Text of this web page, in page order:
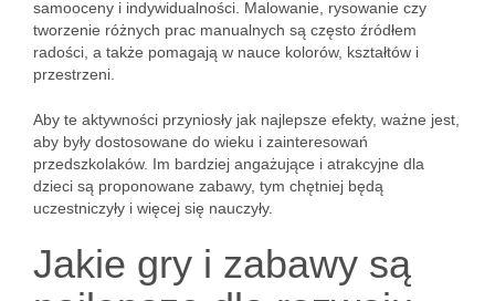
samooceny i indywidualności. Malowanie, rysowanie czy
tworzenie różnych prac manualnych są często źródłem
radości, a także pomagają w nauce kolorów, kształtów i
przestrzeni.
Aby te aktywności przyniosły jak najlepsze efekty, ważne jest,
aby były dostosowane do wieku i zainteresowań
przedszkolaków. Im bardziej angażujące i atrakcyjne dla
dzieci są proponowane zabawy, tym chętniej będą
uczestniczyły i więcej się nauczyły.
Jakie gry i zabawy są